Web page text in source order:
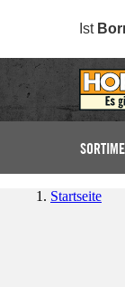
Ist
Startseite